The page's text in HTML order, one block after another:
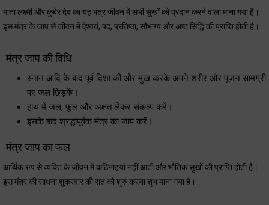
माता लक्ष्मी और कुबेर देव का यह मंत्र जीवन में सभी सुखों को प्रदान करने वाला माना गया है।
इस मंत्र के जाप से जीवन में ऐश्वर्य, पद, प्रतिष्ठा, सौभाग्य और अष्ट सिद्धि की प्राप्ति होती है।
मंत्र जाप की विधि
स्नान आदि के बाद पूर्व दिशा की ओर मुख करके अपने शरीर और पूजन सामग्री
पर जल छिड़कें।
हाथ में जल, फूल और अक्षत लेकर संकल्प करें।
इसके बाद श्रद्धापूर्वक मंत्र का जाप करें।
मंत्र जाप का फल
आर्थिक रुप से व्यक्ति के जीवन में कठिनाइयां नहीं आतीं और भौतिक सुखों की प्राप्ति होती है।
इस मंत्र की साधना शुक्रवार की रात को शुरु करना शुभ माना गया है।